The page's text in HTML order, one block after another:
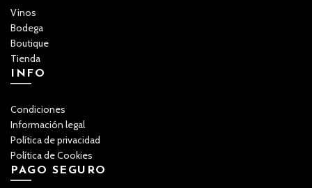
Vinos
Bodega
Boutique
Tienda
INFO
Condiciones
Información legal
Política de privacidad
Política de Cookies
PAGO SEGURO